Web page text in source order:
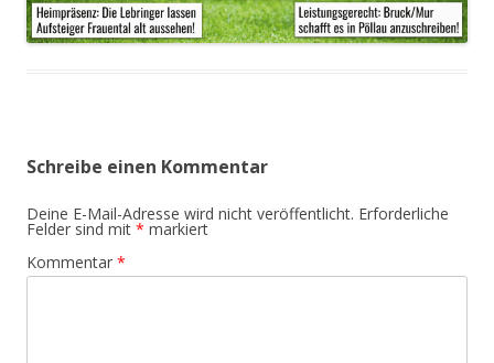
Schreibe einen Kommentar
Deine E-Mail-Adresse wird nicht veröffentlicht. Erforderliche
Felder sind mit * markiert
Kommentar *